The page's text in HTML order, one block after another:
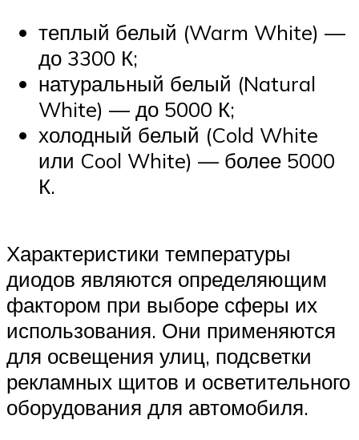
теплый белый (Warm White) —
до 3300 К;
натуральный белый (Natural
White) — до 5000 К;
холодный белый (Cold White
или Cool White) — более 5000
К.
Характеристики температуры
диодов являются определяющим
фактором при выборе сферы их
использования. Они применяются
для освещения улиц, подсветки
рекламных щитов и осветительного
оборудования для автомобиля.